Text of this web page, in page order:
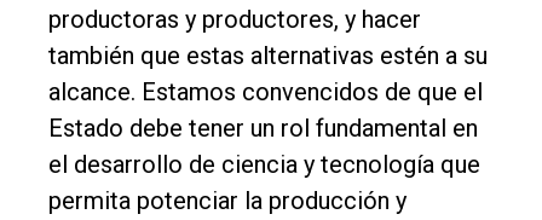
productoras y productores, y hacer
también que estas alternativas estén a su
alcance. Estamos convencidos de que el
Estado debe tener un rol fundamental en
el desarrollo de ciencia y tecnología que
permita potenciar la producción y